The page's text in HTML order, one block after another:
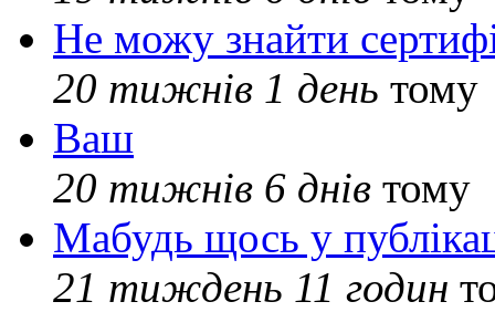
Не можу знайти
20 тижнів 1 день тому
Ваш
20 тижнів 6 днів тому
Мабудь щось у
21 тиждень 11 годин